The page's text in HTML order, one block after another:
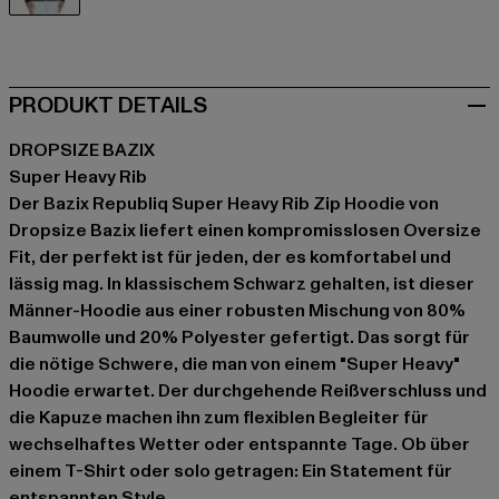
PRODUKT DETAILS
DROPSIZE BAZIX
Super Heavy Rib
Der Bazix Republiq Super Heavy Rib Zip Hoodie von
Dropsize Bazix liefert einen kompromisslosen Oversize
Fit, der perfekt ist für jeden, der es komfortabel und
lässig mag. In klassischem Schwarz gehalten, ist dieser
Männer-Hoodie aus einer robusten Mischung von 80%
Baumwolle und 20% Polyester gefertigt. Das sorgt für
die nötige Schwere, die man von einem "Super Heavy"
Hoodie erwartet. Der durchgehende Reißverschluss und
die Kapuze machen ihn zum flexiblen Begleiter für
wechselhaftes Wetter oder entspannte Tage. Ob über
einem T-Shirt oder solo getragen: Ein Statement für